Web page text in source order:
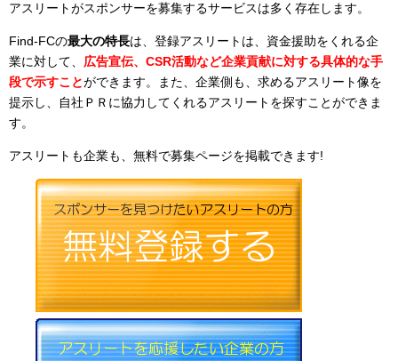
アスリートがスポンサーを募集するサービスは多く存在します。
Find-FCの最大の特長は、登録アスリートは、資金援助をくれる企
業に対して、 広告宣伝、CSR活動など企業貢献に対する具体的な手
段で示すことができます。また、企業側も、求めるアスリート像を
提示し、自社ＰＲに協力してくれるアスリートを探すことができま
す。
アスリートも企業も、無料で募集ページを掲載できます!